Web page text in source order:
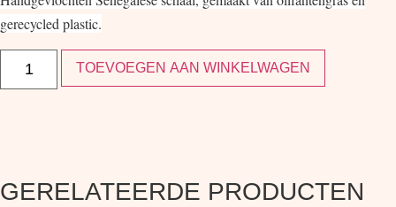
gerecycled plastic.
TOEVOEGEN AAN WINKELWAGEN
GERELATEERDE PRODUCTEN